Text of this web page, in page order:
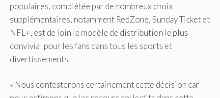
populaires, complétée par de nombreux choix
supplémentaires, notamment RedZone, Sunday Ticket et
NFL+, est de loin le modèle de distribution le plus
convivial pour les fans dans tous les sports et
divertissements.
« Nous contesterons certainement cette décision car